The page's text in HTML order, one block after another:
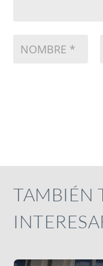
TAMBIÉN